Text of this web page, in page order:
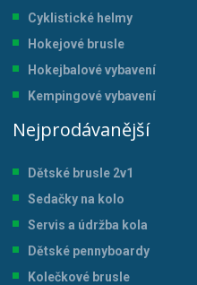
Cyklistické helmy
Hokejové brusle
Hokejbalové vybavení
Kempingové vybavení
Nejprodávanější
Dětské brusle 2v1
Sedačky na kolo
Servis a údržba kola
Dětské pennyboardy
Kolečkové brusle